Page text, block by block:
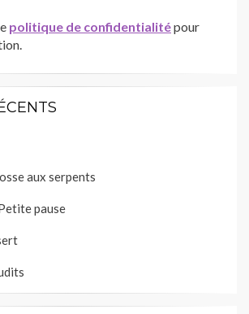
politique de confidentialitépour
aux serpents
pause